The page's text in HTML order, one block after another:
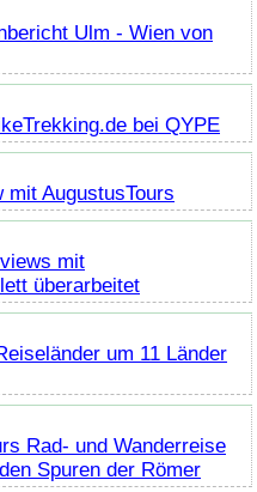
Ulm - Wien von
.de bei QYPE
mit AugustusTours
mit
überarbeitet
um 11 Länder
Rad- und Wanderreise
Spuren der Römer